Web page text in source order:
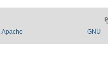
Apache GNU